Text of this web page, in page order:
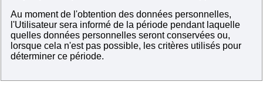
Au moment de l'obtention des données personnelles,
l'Utilisateur sera informé de la période pendant laquelle
quelles données personnelles seront conservées ou,
lorsque cela n'est pas possible, les critères utilisés pour
déterminer ce période.